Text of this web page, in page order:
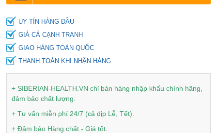
UY TÍN HÀNG ĐẦU
GIÁ CẢ CẠNH TRANH
GIAO HÀNG TOÀN QUỐC
THANH TOÁN KHI NHẬN HÀNG
+ SIBERIAN-HEALTH.VN chỉ bán hàng nhập khẩu chính hãng,
đảm bảo chất lượng.
+ Tư vấn miễn phí 24/7 (cả dịp Lễ, Tết).
+ Đảm bảo Hàng chất - Giá tốt.